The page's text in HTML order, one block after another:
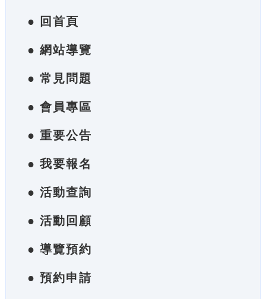
● 回首頁
● 網站導覽
● 常見問題
● 會員專區
● 重要公告
● 我要報名
● 活動查詢
● 活動回顧
● 導覽預約
● 預約申請